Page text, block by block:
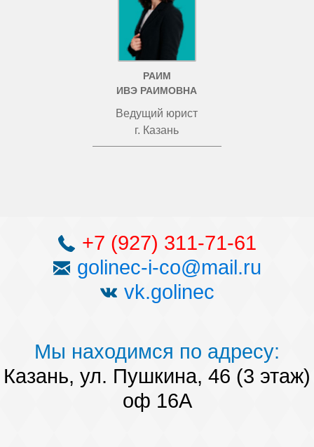
РАИМ
ИВЭ РАИМОВНА
Ведущий юрист
г. Казань
+7 (927) 311-71-61
golinec-i-co@mail.ru
vk.golinec
Мы находимся по адресу:
Казань, ул. Пушкина, 46 (3 этаж)
оф 16А